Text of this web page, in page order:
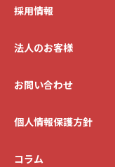
採用情報
法人のお客様
お問い合わせ
個人情報保護方針
コラム